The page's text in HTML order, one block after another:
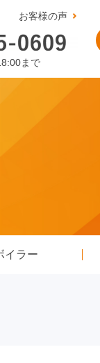
お客様の声
まで
イラー